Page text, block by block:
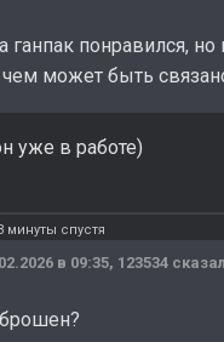
ганпак понравился,
может быть
уже в работе)
спустя
в 09:35, 123534